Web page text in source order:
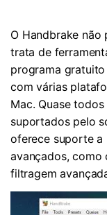
O Handbrake
trata de
programa
com várias
Mac. Quase
suportados pelo
oferece suporte a
avançados, como
filtragem